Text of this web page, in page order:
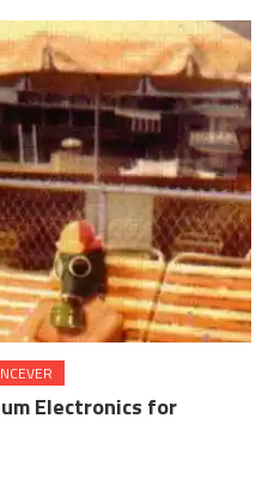
Electronics for